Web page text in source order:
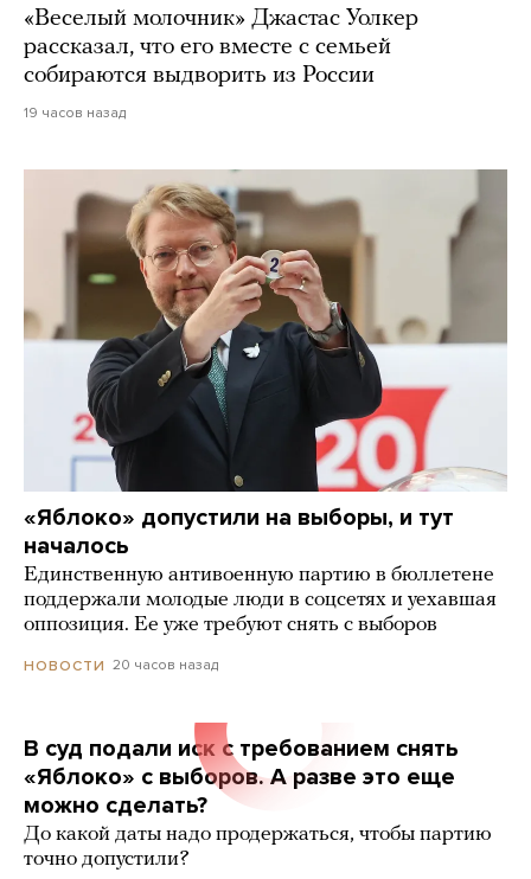
«Веселый молочник» Джастас Уолкер
рассказал, что его вместе с семьей
собираются выдворить из России
19 часов назад
«Яблоко» допустили на выборы, и тут
началось
Единственную антивоенную партию в бюллетене
поддержали молодые люди в соцсетях и уехавшая
оппозиция. Ее уже требуют снять с выборов
НОВОСТИ 20 часов назад
В суд подали иск с требованием снять
«Яблоко» с выборов. А разве это еще
можно сделать?
До какой даты надо продержаться, чтобы партию
точно допустили?